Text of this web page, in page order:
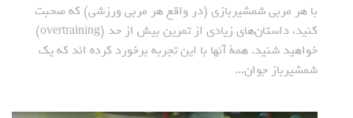
با هر مربی شمشیربازی (در واقع هر مربی ورزشی) که صحبت
کنید، داستان‌های زیادی از تمرین بیش از حد (overtraining)
خواهید شنید. همة آنها با این تجربه برخورد کرده اند که یک
شمشیرباز جوان...